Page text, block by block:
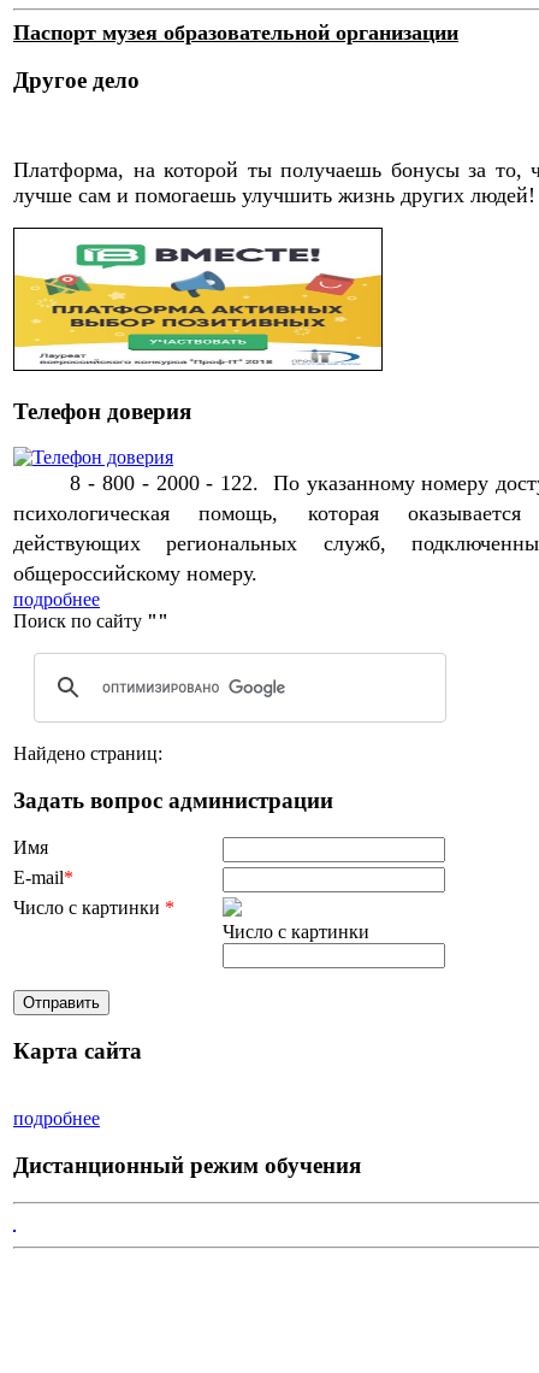
Паспорт музея образовательной организации
Другое дело
Платформа, на которой ты получаешь бонусы за то,
лучше сам и помогаешь улучшить жизнь других людей!
Телефон доверия
8 - 800 - 2000 - 122. По указанному номеру
психологическая помощь, которая оказывается
действующих региональных служб,
общероссийскому номеру.
подробнее
Поиск по сайту ""
Найдено страниц:
Задать вопрос администрации
Имя
E-mail*
Число с картинки *
Число с картинки
Карта сайта
подробнее
Дистанционный режим обучения